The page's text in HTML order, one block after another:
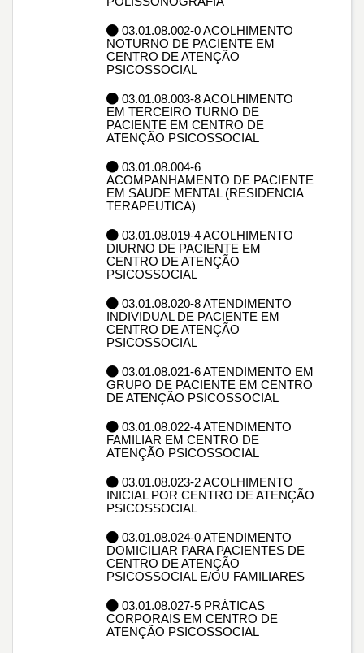
03.01.08.002-0 ACOLHIMENTO
NOTURNO DE PACIENTE EM
CENTRO DE ATENÇÃO
PSICOSSOCIAL
03.01.08.003-8 ACOLHIMENTO
EM TERCEIRO TURNO DE
PACIENTE EM CENTRO DE
ATENÇÃO PSICOSSOCIAL
03.01.08.004-6
ACOMPANHAMENTO DE PACIENTE
EM SAUDE MENTAL (RESIDENCIA
TERAPEUTICA)
03.01.08.019-4 ACOLHIMENTO
DIURNO DE PACIENTE EM
CENTRO DE ATENÇÃO
PSICOSSOCIAL
03.01.08.020-8 ATENDIMENTO
INDIVIDUAL DE PACIENTE EM
CENTRO DE ATENÇÃO
PSICOSSOCIAL
03.01.08.021-6 ATENDIMENTO EM
GRUPO DE PACIENTE EM CENTRO
DE ATENÇÃO PSICOSSOCIAL
03.01.08.022-4 ATENDIMENTO
FAMILIAR EM CENTRO DE
ATENÇÃO PSICOSSOCIAL
03.01.08.023-2 ACOLHIMENTO
INICIAL POR CENTRO DE ATENÇÃO
PSICOSSOCIAL
03.01.08.024-0 ATENDIMENTO
DOMICILIAR PARA PACIENTES DE
CENTRO DE ATENÇÃO
PSICOSSOCIAL E/OU FAMILIARES
03.01.08.027-5 PRÁTICAS
CORPORAIS EM CENTRO DE
ATENÇÃO PSICOSSOCIAL